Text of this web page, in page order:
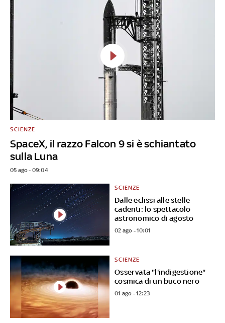
SpaceX, il razzo Falcon 9 si è schiantato
sulla Luna
SCIENZE
05 ago - 09:04
Dalle eclissi alle stelle
cadenti: lo spettacolo
astronomico di agosto
SCIENZE
02 ago - 10:01
Osservata "l'indigestione"
cosmica di un buco nero
SCIENZE
01 ago - 12:23